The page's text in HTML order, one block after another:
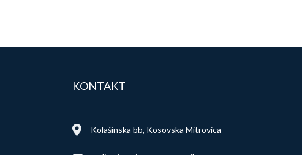
KONTAKT
Kolašinska bb, Kosovska Mitrovica